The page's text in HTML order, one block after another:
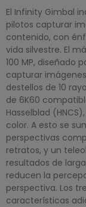
El Infinity Gimbal
pilotos capturar
contenido, con
vida silvestre. El
100 MP, diseñado
capturar
destellos de 10
de 6K60
Hasselblad
color. A esto se
perspectivas
retratos, y un
resultados de
reducen la
perspectiva. Los
características